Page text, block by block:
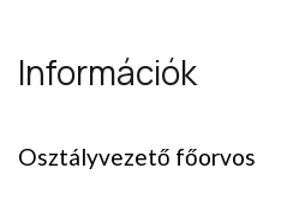
Információk
Osztályvezető főorvos